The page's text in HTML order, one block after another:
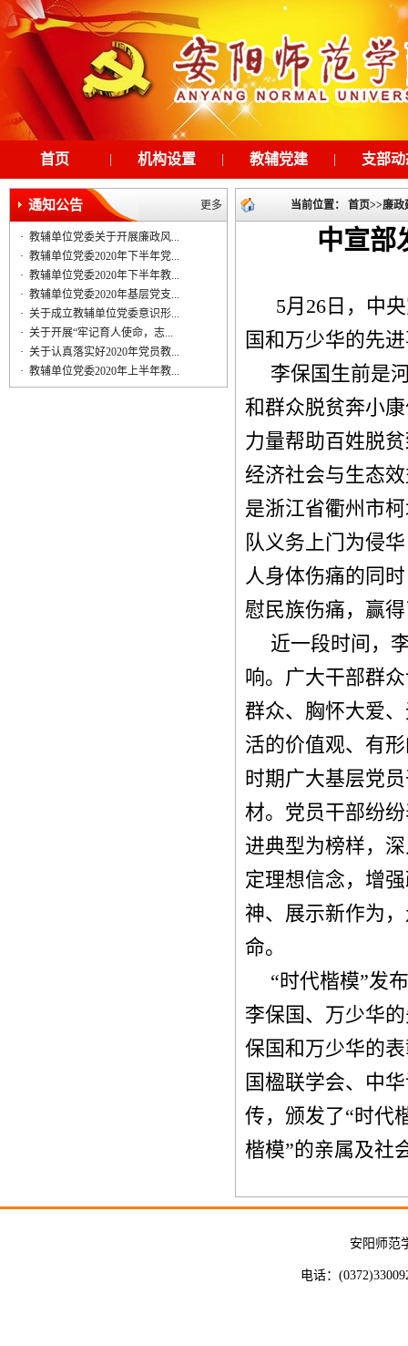
首页 | 机构设置 | 教辅党建 | 支部
更多
通知公告
· 教辅单位党委关于开展廉政风...
· 教辅单位党委2020年下半年党...
· 教辅单位党委2020年下半年教...
· 教辅单位党委2020年基层党支...
· 关于成立教辅单位党委意识形...
· 关于开展“牢记育人使命，志...
· 关于认真落实好2020年党员教...
· 教辅单位党委2020年上半年教...
当前位置： 首页>>廉政
中宣部
5月 26 日，中
国和万少华的先
李保国生前是
和群众脱贫奔小
力量帮助百姓脱
经济社会与生态
是浙江省衢州市
队义务上门为侵
人身体伤痛的同
慰民族伤痛，赢
近一段时间，
响。广大干部群
群众、胸怀大爱
活的价值观、有
时期广大基层党
材。党员干部纷
进典型为榜样，
定理想信念，增
神、展示新作为
命。
“时代楷模”发
李保国、万少华
保国和万少华的
国楹联学会、中
传，颁发了“时代
楷模”的亲属及社
安阳师范
电话：